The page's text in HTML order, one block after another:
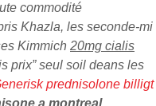
commodité
Khazla, les seconde-mi
Kimmich 20mg cialis
prix” seul soil deans les
prednisolone billigt
a montreal